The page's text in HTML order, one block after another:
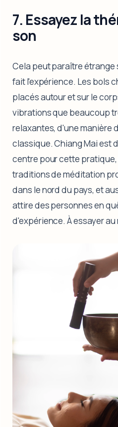
7. Essayez la
son
Cela peut paraître étrange
fait l'expérience. Les bols
placés autour et sur le
vibrations que beaucoup
relaxantes, d'une manière
classique. Chiang Mai est
centre pour cette
traditions de méditation
dans le nord du pays, et
attire des personnes en
d'expérience. À essayer au